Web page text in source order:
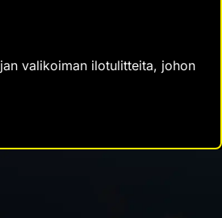
valikoiman ilotulitteita, johon